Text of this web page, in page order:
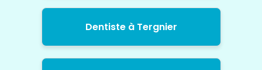
Dentiste à Tergnier